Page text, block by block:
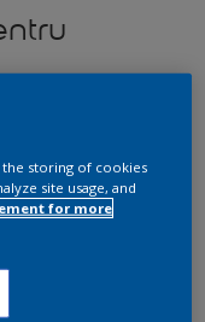
the storing of cookies
site usage, and
for more